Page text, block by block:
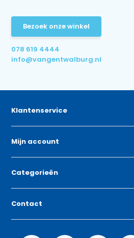
Bezoek onze winkel
078 619 4444
info@vangentwalburg.nl
Klantenservice
Mijn account
Categorieën
Contact